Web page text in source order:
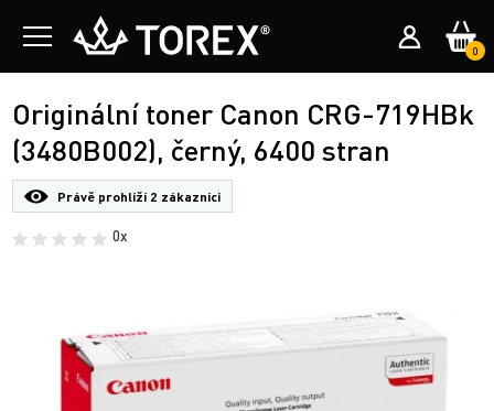
0
Originální toner Canon CRG-719HBk
(3480B002), černý, 6400 stran
Právě prohlíží 2 zákazníci
0x